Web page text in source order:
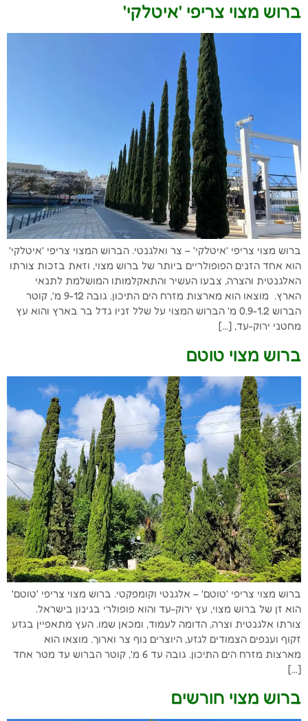
ברוש מצוי צריפי 'איטלקי'
ברוש מצוי צריפי 'איטלקי' – צר ואלגנטי. הברוש המצוי צריפי 'איטלקי'
הוא אחד הזנים הפופולריים ביותר של ברוש מצוי, וזאת בזכות צורתו
האלגנטית והצרה, צבעו העשיר והתאקלמותו המושלמת לתנאי
הארץ. מוצאו הוא מארצות מזרח הים התיכון. גובה 9-12 מ', קוטר
הברוש 0.9-1.2 מ' הברוש המצוי על שלל זניו גדל בר בארץ והוא עץ
מחטני ירוק-עד, […]
ברוש מצוי טוטם
ברוש מצוי צריפי 'טוטם' – אלגנטי וקומפקטי. ברוש מצוי צריפי 'טוטם'
הוא זן של ברוש מצוי, עץ ירוק-עד והוא פופולרי בגינון בישראל.
צורתו אלגנטית וצרה, הדומה לעמוד, ומכאן שמו. העץ מתאפיין בגזע
זקוף וענפים הצמודים לגזע, היוצרים נוף צר וארוך. מוצאו הוא
מארצות מזרח הים התיכון. גובה עד 6 מ', קוטר הברוש עד מטר אחד
[…]
ברוש מצוי חורשים